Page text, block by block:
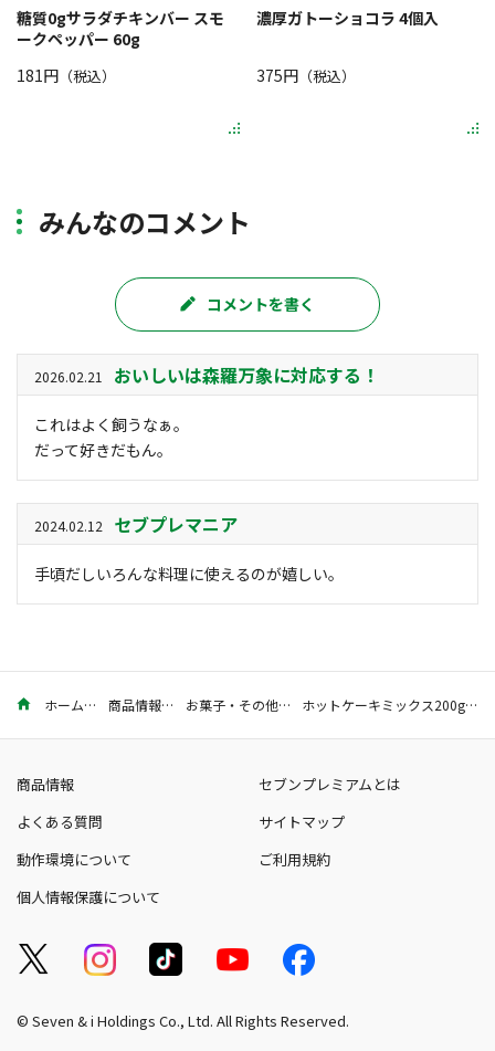
糖質0gサラダチキンバー スモ
ークペッパー 60g
181円 （税込）
濃厚ガトーショコラ 4個入
375円（税込）
みんなのコメント
コメントを書く
2026.02.21 おいしいは森羅万象に対応する！
これはよく飼うなぁ。
だって好きだもん。
2024.02.12 セブプレマニア
手頃だしいろんな料理に使えるのが嬉しい。
ホーム 商品情報 お菓子・その他 ホットケーキミックス200g×3
商品情報
セブンプレミアムとは
よくある質問
サイトマップ
動作環境について
ご利用規約
個人情報保護について
© Seven & i Holdings Co., Ltd. All Rights Reserved.